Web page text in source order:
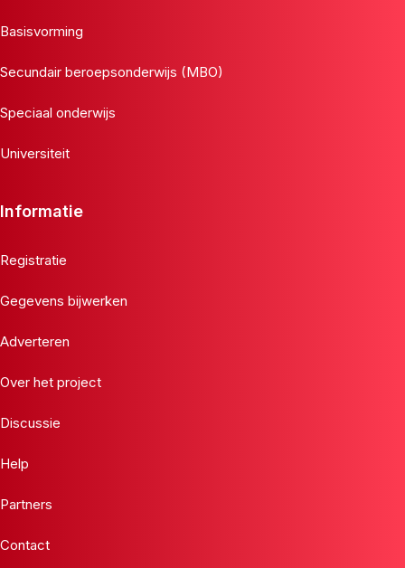
Basisvorming
Secundair beroepsonderwijs (MBO)
Speciaal onderwijs
Universiteit
Informatie
Registratie
Gegevens bijwerken
Adverteren
Over het project
Discussie
Help
Partners
Contact